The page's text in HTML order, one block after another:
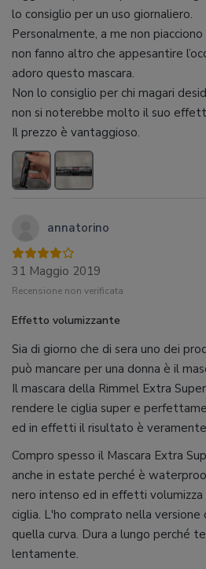
lo consiglio per un uso giornaliero.
Personalmente, a me non
non fanno altro che appesantire
adoro questo mascara.
Non lo consiglio per chi magari
non si noterebbe molto il suo
Il prezzo è vantaggioso.
annatorino
31 Maggio 2019
Recensione non verificata
Effetto volumizzante
Sia di giorno che di sera uno dei
può mancare per una donna è il
Il mascara della Rimmel Extra
rendere le ciglia super e
ed in effetti il risultato è
Compro spesso il Mascara Extra
anche in estate perché è
nero intenso ed in effetti
ciglia. L'ho comprato nella
quella curva. Dura a lungo perché
lentamente.